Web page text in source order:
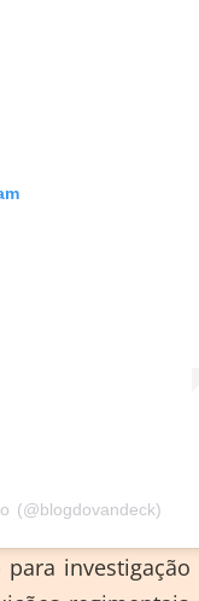
(@blogdovandeck)
investigação